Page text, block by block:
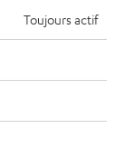
Toujours actif